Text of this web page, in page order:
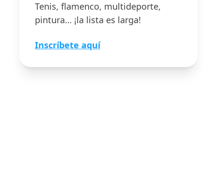
Tenis, flamenco, multideporte,
pintura… ¡la lista es larga!
Inscríbete aquí